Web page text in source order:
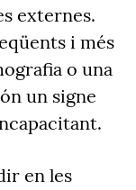
externes.
i més
o una
un signe
en les